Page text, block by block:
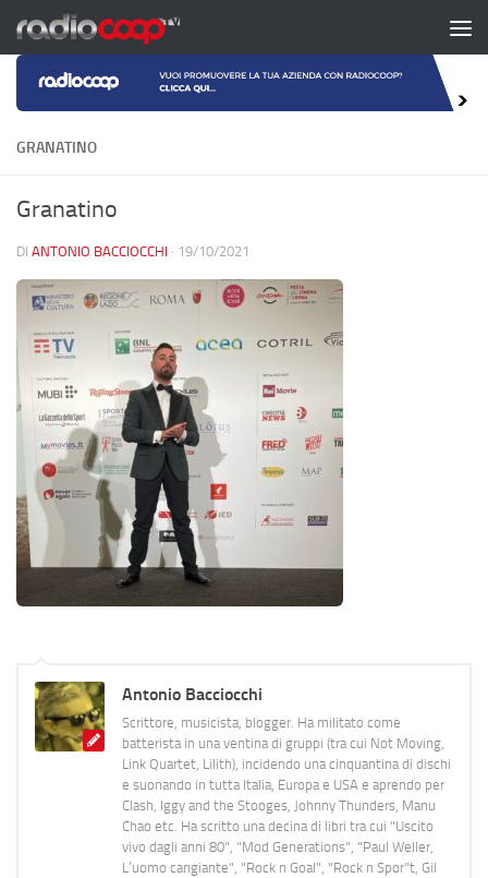
Salta al contenuto
GRANATINO
Granatino
DI ANTONIO BACCIOCCHI · 19/10/2021
Antonio Bacciocchi
Scrittore, musicista, blogger. Ha militato come
batterista in una ventina di gruppi (tra cui Not Moving,
Link Quartet, Lilith), incidendo una cinquantina di dischi
e suonando in tutta Italia, Europa e USA e aprendo per
Clash, Iggy and the Stooges, Johnny Thunders, Manu
Chao etc. Ha scritto una decina di libri tra cui "Uscito
vivo dagli anni 80", "Mod Generations", "Paul Weller,
L’uomo cangiante", "Rock n Goal", "Rock n Spor"t, Gil